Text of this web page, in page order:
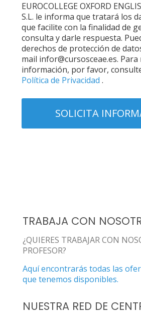
EUROCOLLEGE OXFORD
S.L. le informa que tratará los
que facilite con la finalidad de
consulta y darle respuesta.
derechos de protección de
mail infor@cursosceae.es. Para
información, por favor,
Política de Privacidad .
TRABAJA CON
¿QUIERES TRABAJAR CON
PROFESOR?
Aquí encontrarás todas las
que tenemos disponibles.
NUESTRA RED DE